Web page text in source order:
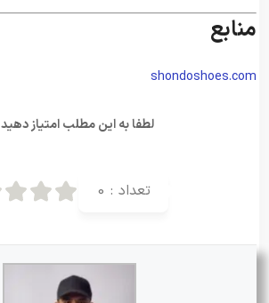
منابع
shondoshoes.com
لطفا به این مطلب امتیاز دهید
تعداد : 0